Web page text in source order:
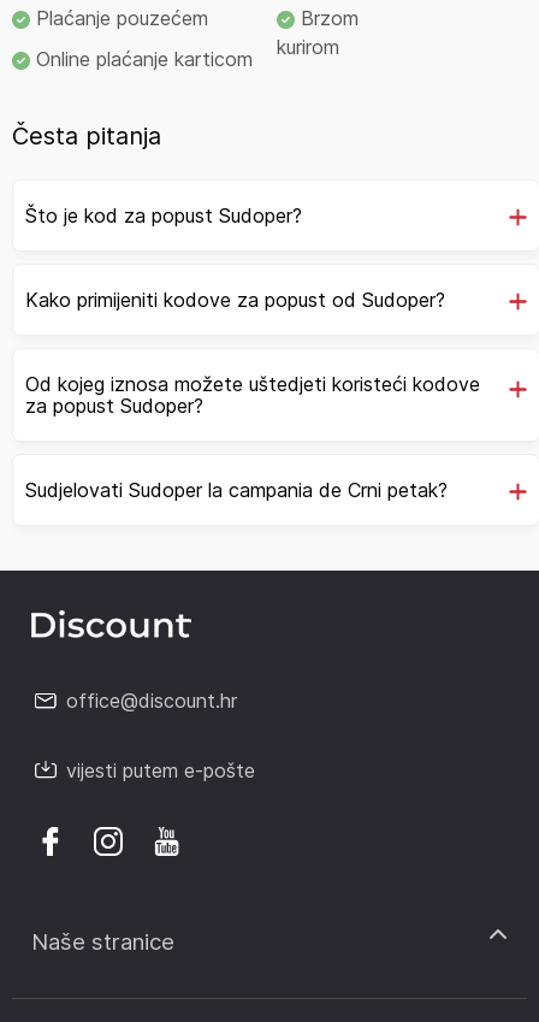
Plaćanje pouzećem
Online plaćanje karticom
Brzom
kurirom
Česta pitanja
Što je kod za popust Sudoper?
Kako primijeniti kodove za popust od Sudoper?
Od kojeg iznosa možete uštedjeti koristeći kodove
za popust Sudoper?
Sudjelovati Sudoper la campania de Crni petak?
office@discount.hr
vijesti putem e-pošte
Naše stranice
discount.sk